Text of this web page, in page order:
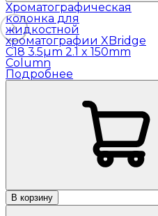
Хроматографическая
колонка для
жидкостной
хроматографии XBridge
C18 3.5µm 2.1 x 150mm
Column
Подробнее
В корзину